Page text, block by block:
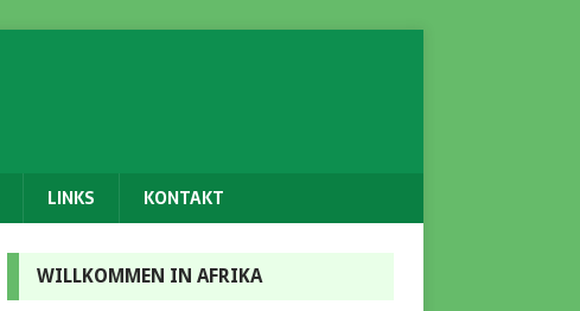
LINKS KONTAKT
WILLKOMMEN IN AFRIKA